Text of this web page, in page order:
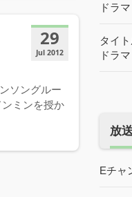
29
Jul 2012
ソングルー
ミンを授か
ドラ
タイ
ドラ
放
Eチャ